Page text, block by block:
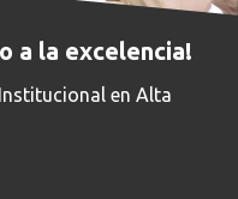
a la excelencia!
en Alta